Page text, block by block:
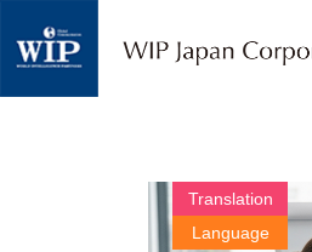
Translation
Language